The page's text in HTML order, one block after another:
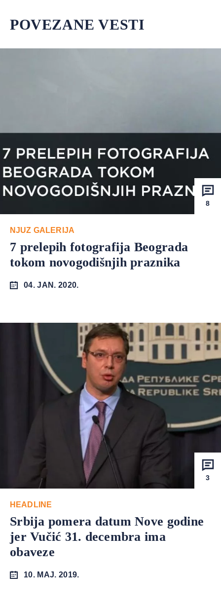
POVEZANE VESTI
8
NJUZ GALERIJA
7 prelepih fotografija Beograda
tokom novogodišnjih praznika
04. JAN. 2020.
3
HEADLINE
Srbija pomera datum Nove godine
jer Vučić 31. decembra ima
obaveze
10. MAJ. 2019.